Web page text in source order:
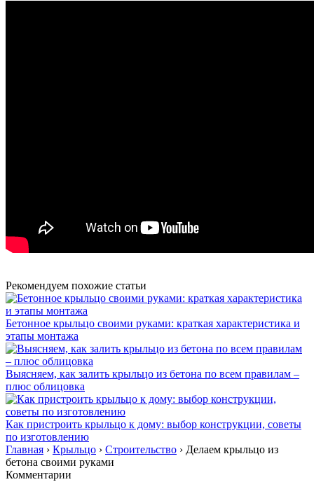
Рекомендуем похожие статьи
Бетонное крыльцо своими руками: краткая характеристика и
этапы монтажа
Выясняем, как залить крыльцо из бетона по всем правилам –
плюс облицовка
Как пристроить крыльцо к дому: выбор конструкции, советы
по изготовлению
Главная › Крыльцо › Строительство › Делаем крыльцо из
бетона своими руками
Комментарии